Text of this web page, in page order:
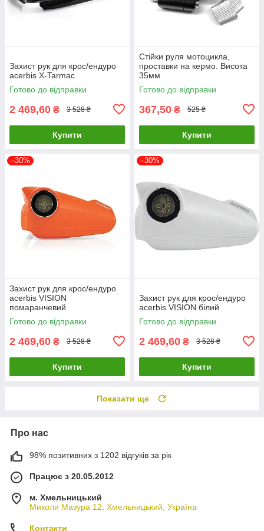
Захист рук для крос/ендуро
acerbis X-Tarmac
Готово до відправки
2 469,60 ₴ 3 528 ₴
Купити
Стійки руля мотоцикла,
проставки на кермо. Висота
35мм
Готово до відправки
367,50 ₴ 525 ₴
Купити
–30%
Захист рук для крос/ендуро
acerbis VISION
помаранчевий
Готово до відправки
2 469,60 ₴ 3 528 ₴
Купити
–30%
Захист рук для крос/ендуро
acerbis VISION білий
Готово до відправки
2 469,60 ₴ 3 528 ₴
Купити
Показати ще
Про нас
98% позитивних з 1202 відгуків за рік
Працює з 20.05.2012
м. Хмельницький
Миколи Мазура 12, Хмельницький, Україна
Контакти